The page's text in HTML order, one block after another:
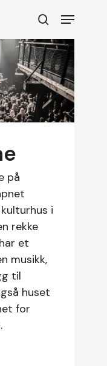
search
Menu
på
i
rekke
et
musikk,
til
huset
for